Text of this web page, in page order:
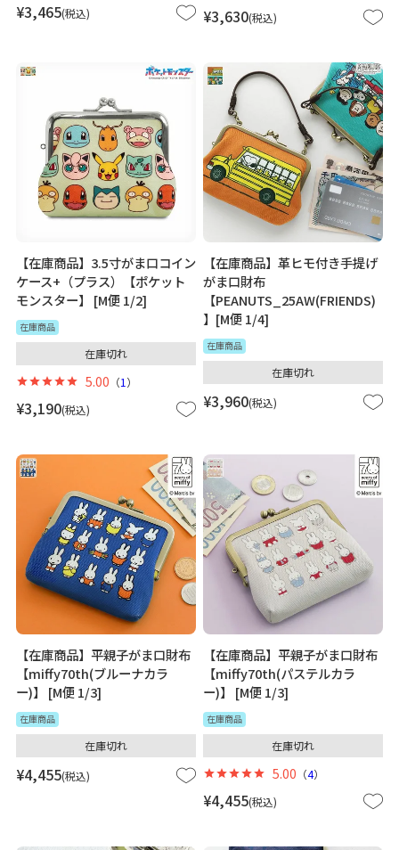
¥3,465 税込 ¥3,630 税込
【在庫商品】3.5寸がま口コイン
ケース+（プラス）【ポケット
モンスター】 [M便 1/2]
在庫商品
¥3,190 税込
在庫切れ
5.00 （1 ）
【在庫商品】革ヒモ付き手提げ
がま口財布
【PEANUTS_25AW(FRIENDS)
】[M便 1/4]
在庫商品
¥3,960 税込
在庫切れ
【在庫商品】平親子がま口財布
【miffy70th(ブルーナカラ
ー)】 [M便 1/3]
在庫商品
¥4,455 税込
在庫切れ
【在庫商品】平親子がま口財布
【miffy70th(パステルカラ
ー)】 [M便 1/3]
在庫商品
¥4,455 税込
在庫切れ
5.00 （4）